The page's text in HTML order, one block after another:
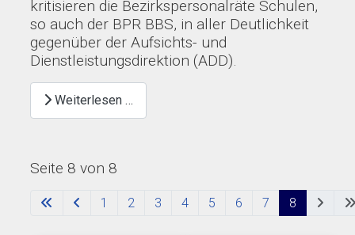
kritisieren die Bezirkspersonalräte Schulen,
so auch der BPR BBS, in aller Deutlichkeit
gegenüber der Aufsichts- und
Dienstleistungsdirektion (ADD).
Weiterlesen …
Seite 8 von 8
1 2 3 4 5 6 7 8